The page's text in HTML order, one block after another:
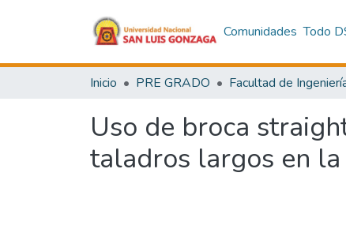
Comunidades Todo
Inicio PRE GRADO
Uso de broca
taladros largos en